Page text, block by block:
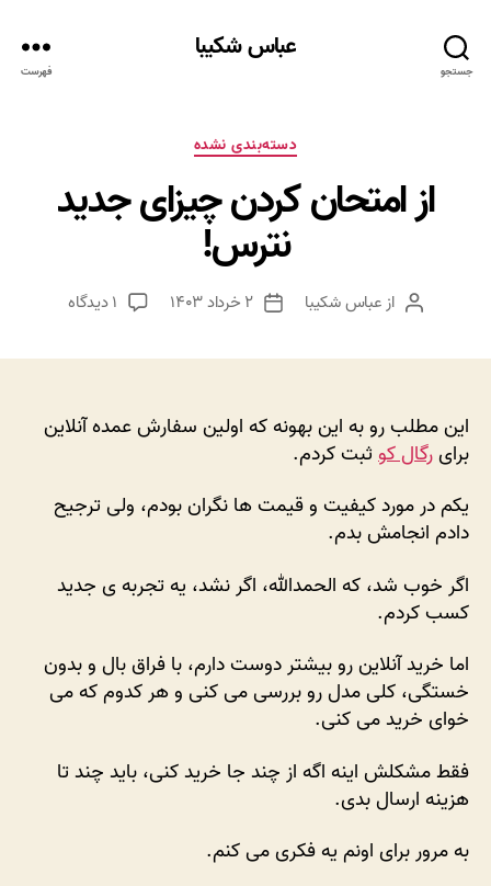
جستجو
عباس شکیبا
فهرست
دسته‌ها
دسته‌بندی نشده
از امتحان کردن چیزای جدید
نترس!
نویسنده
از عباس شکیبا
تاریخ
۲ خرداد ۱۴۰۳ ۱ دیدگاه
برای
جدید
نترس!
این مطلب رو به این بهونه که اولین سفارش عمده آنلاین
برایرگال کو ثبت کردم.
یکم در مورد کیفیت و قیمت ها نگران بودم، ولی ترجیح
دادم انجامش بدم.
اگر خوب شد، که الحمدالله، اگر نشد، یه تجربه ی جدید
کسب کردم.
اما خرید آنلاین رو بیشتر دوست دارم، با فراق بال و بدون
خستگی، کلی مدل رو بررسی می کنی و هر کدوم که می
خوای خرید می کنی.
فقط مشکلش اینه اگه از چند جا خرید کنی، باید چند تا
هزینه ارسال بدی.
به مرور برای اونم یه فکری می کنم.